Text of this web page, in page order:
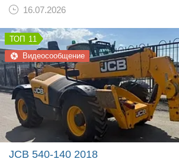
16.07.2026
11
Видеосообщение
JCB 540-140 2018